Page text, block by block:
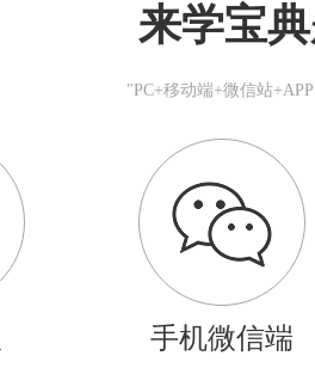
来学宝
"PC+移动端+微信站
手机微信端